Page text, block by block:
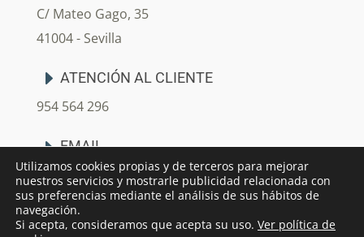
C/ Mateo Gago, 35
41004 - Sevilla
ATENCIÓN AL CLIENTE
954 564 296
EMAIL
info@arjedecoracion.com
Utilizamos cookies propias y de terceros para mejorar
nuestros servicios y mostrarle publicidad relacionada con
sus preferencias mediante el análisis de sus hábitos de
navegación.
Si acepta, consideramos que acepta su uso. Ver política de